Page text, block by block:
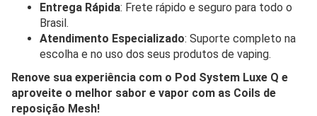
Entrega Rápida: Frete rápido e seguro para todo o
Brasil.
Atendimento Especializado: Suporte completo na
escolha e no uso dos seus produtos de vaping.
Renove sua experiência com o Pod System Luxe Q e
aproveite o melhor sabor e vapor com as Coils de
reposição Mesh!